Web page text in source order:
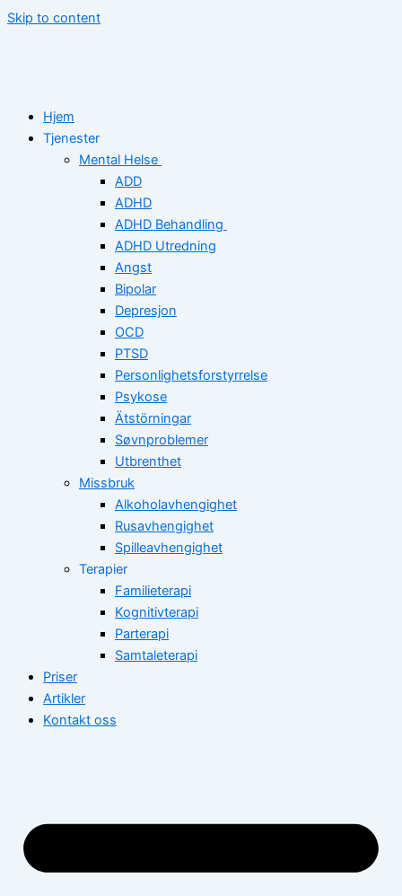
Skip to content
Hjem
Tjenester
Mental Helse
ADD
ADHD
ADHD Behandling
ADHD Utredning
Angst
Bipolar
Depresjon
OCD
PTSD
Personlighetsforstyrrelse
Psykose
Ätstörningar
Søvnproblemer
Utbrenthet
Missbruk
Alkoholavhengighet
Rusavhengighet
Spilleavhengighet
Terapier
Familieterapi
Kognitivterapi
Parterapi
Samtaleterapi
Priser
Artikler
Kontakt oss